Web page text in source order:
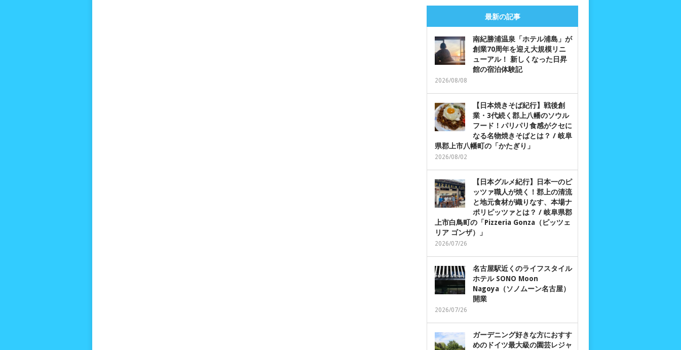
最新の記事
南紀勝浦温泉「ホテル浦島」が
創業70周年を迎え大規模リニ
ューアル！ 新しくなった日昇
館の宿泊体験記
2026/08/08
【日本焼きそば紀行】戦後創
業・3代続く郡上八幡のソウル
フード！パリパリ食感がクセに
なる名物焼きそばとは？ / 岐阜
県郡上市八幡町の「かたぎり」
2026/08/02
【日本グルメ紀行】日本一のピ
ッツァ職人が焼く！郡上の清流
と地元食材が織りなす、本場ナ
ポリピッツァとは？ / 岐阜県郡
上市白鳥町の「Pizzeria Gonza（ピッツェ
リア ゴンザ）」
2026/07/26
名古屋駅近くのライフスタイル
ホテル SONO Moon
Nagoya（ソノムーン名古屋）
開業
2026/07/26
ガーデニング好きな方におすす
めのドイツ最大級の園芸レジャ